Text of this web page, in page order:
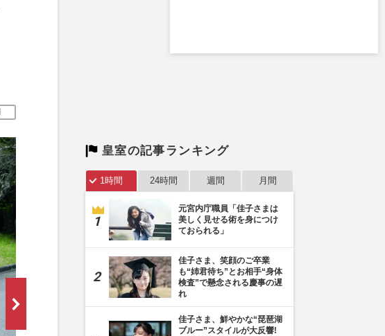
皇室の記事ランキング
1時間 24時間 週間 月間
元宮内庁職員「佳子さまは
美しく見せる術を身につけ
ておられる」
佳子さま、笑顔のご卒業
も“姉君待ち”とお相手“身体
検査”で懸念される慶事の遅
れ
佳子さま、鮮やかな“琵琶湖
ブルー”スタイルが大反響!